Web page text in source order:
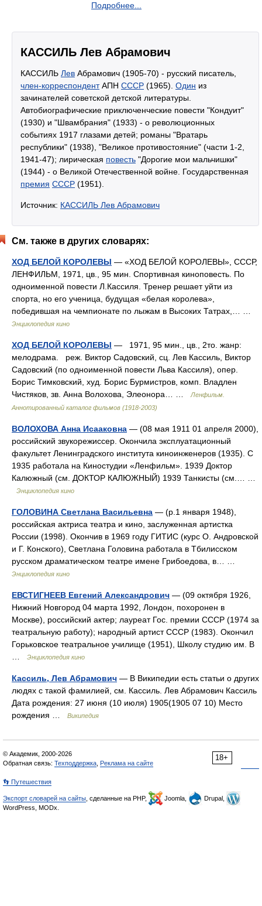
Подробнее...
КАССИЛЬ Лев Абрамович
КАССИЛЬ Лев Абрамович (1905-70) - русский писатель,
член-корреспондентАПН СССР (1965). Один из
зачинателей советской детской литературы.
Автобиографические приключенческие повести "Кондуит"
(1930) и "Швамбрания" (1933) - о революционных
событиях 1917 глазами детей; романы "Вратарь
республики" (1938), "Великое противостояние" (части 1-2,
1941-47); лирическая повесть "Дорогие мои мальчишки"
(1944) - о Великой Отечественной войне. Государственная
премия СССР (1951).
Источник: КАССИЛЬ Лев Абрамович
См. также в других словарях:
ХОД БЕЛОЙ КОРОЛЕВЫ — «ХОД БЕЛОЙ КОРОЛЕВЫ», СССР,
ЛЕНФИЛЬМ, 1971, цв., 95 мин. Спортивная киноповесть. По
одноименной повести Л.Кассиля. Тренер решает уйти из
спорта, но его ученица, будущая «белая королева»,
победившая на чемпионате по лыжам в Высоких Татрах,… …
Энциклопедия кино
ХОД БЕЛОЙ КОРОЛЕВЫ — 1971, 95 мин., цв., 2то. жанр:
мелодрама. реж. Виктор Садовский, сц. Лев Кассиль, Виктор
Садовский (по одноименной повести Льва Кассиля), опер.
Борис Тимковский, худ. Борис Бурмистров, комп. Владлен
Чистяков, зв. Анна Волохова, Элеонора… …
Ленфильм.
Аннотированный каталог фильмов (1918-2003)
ВОЛОХОВА Анна Исааковна — (08 мая 1911 01 апреля 2000),
российский звукорежиссер. Окончила эксплуатационный
факультет Ленинградского института киноинженеров (1935). С
1935 работала на Киностудии «Ленфильм». 1939 Доктор
Калюжный (см. ДОКТОР КАЛЮЖНЫЙ) 1939 Танкисты (см.… …
Энциклопедия кино
ГОЛОВИНА Светлана Васильевна — (р.1 января 1948),
российская актриса театра и кино, заслуженная артистка
России (1998). Окончив в 1969 году ГИТИС (курс О. Андровской
и Г. Конского), Светлана Головина работала в Тбилисском
русском драматическом театре имене Грибоедова, в… …
Энциклопедия кино
ЕВСТИГНЕЕВ Евгений Александрович — (09 октября 1926,
Нижний Новгород 04 марта 1992, Лондон, похоронен в
Москве), российский актер; лауреат Гос. премии СССР (1974 за
театральную работу); народный артист СССР (1983). Окончил
Горьковское театральное училище (1951), Школу студию им. В
Энциклопедия кино
Кассиль, Лев Абрамович — В Википедии есть статьи о других
людях с такой фамилией, см. Кассиль. Лев Абрамович Кассиль
Дата рождения: 27 июня (10 июля) 1905(1905 07 10) Место
рождения …
Википедия
18+
© Академик, 2000-2026
Обратная связь: Техподдержка Реклама на сайте
👣 Путешествия
Экспорт словарей на сайты , сделанные на PHP, Joomla,
Drupal,
WordPress, MODx.